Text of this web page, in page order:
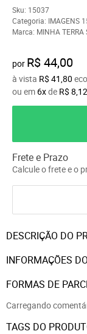
Sku: 15037
Categoria: IMAGENS
Marca: MINHA TERRA
por R$ 44,00
à vista R$ 41,80
ou em 6xde R$ 8,12
Frete e Prazo
Calcule o frete e o
DESCRIÇÃO DO
INFORMAÇÕES
FORMAS DE
Carregando
TAGS DO